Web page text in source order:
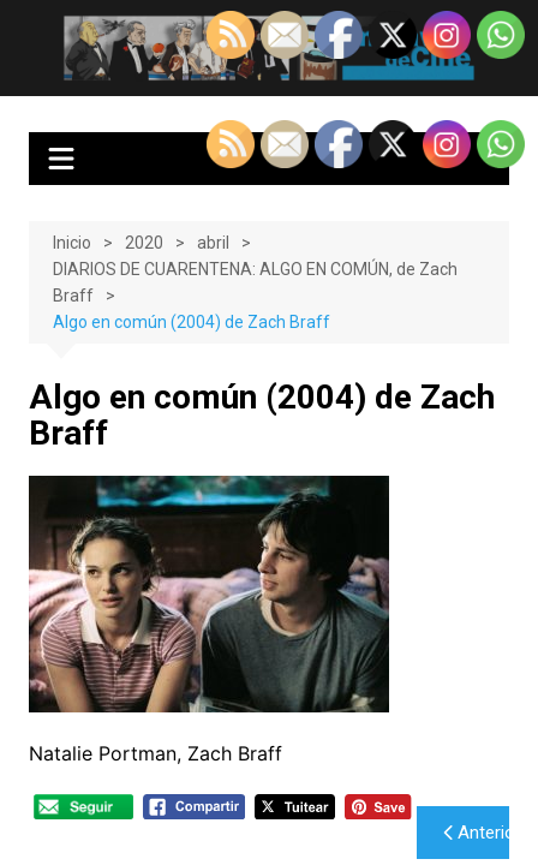
contenido
EnClave de Cine
Crítica cinematográfica y audiovisual. Punto de encuentro para los
Inicio 2020
abril
DIARIOS DE CUARENTENA: ALGO EN COMÚN, de Zach
Braff
Algo en común (2004) de Zach Braff
Algo en común (2004) de Zach
Braff
Natalie Portman, Zach Braff
Navegación
Anterior